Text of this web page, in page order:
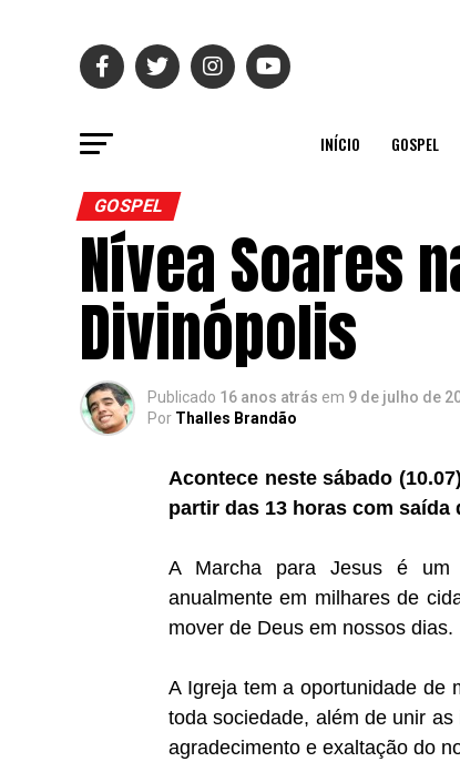
INÍCIO GOSPEL
GOSPEL
Nívea Soares
Divinópolis
Publicado 16 anos atrás em 9 de julho de
Por Thalles Brandão
Acontece neste sábado
partir das 13 horas com saída
A Marcha para Jesus é um
anualmente em milhares de
mover de Deus em nossos dias.
A Igreja tem a oportunidade de
toda sociedade, além de unir
agradecimento e exaltação do